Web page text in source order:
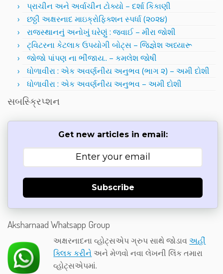
પ્રાચીન અને અર્વાચીન ટોક્યો – દર્શા કિકાણી
છઠ્ઠી અક્ષરનાદ માઇક્રોફિક્શન સ્પર્ધા (૨૦૨૪)
રાજસ્થાનનું અનોખું ઘરેણું : જવાઈ – મીરા જોશી
ટ્વિટરના કેટલાક ઉપયોગી બોટ્સ – જિજ્ઞેશ અધ્યારૂ
જોજો પાંપણ ના ભીંજાય.. – કમલેશ જોષી
ધોળાવીરા : એક અવર્ણનીય અનુભવ (ભાગ ૨) – અમી દોશી
ધોળાવીરા : એક અવર્ણનીય અનુભવ – અમી દોશી
સબસ્ક્રિપ્શન
Get new articles in email:
Subscribe
Aksharnaad Whatsapp Group
અક્ષરનાદના વ્હોટ્સએપ ગ્રુપ સાથે જોડાવઅહીં
ક્લિક કરીને અને મેળવો નવા લેખની લિંક તમારા
વ્હોટ્સએપમાં.